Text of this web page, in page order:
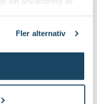
Fler alternativ